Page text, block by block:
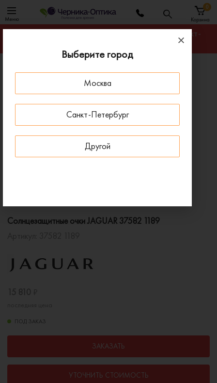
Выберите город
Москва
Санкт-Петербург
Другой
Меню Корзина
0
Гарантируем лучшую цену на любую оправу в Санкт-
Главная
Солнцезащитные очки
Солнцезащитные очки JAGUAR 37582 1189
Солнцезащитные очки JAGUAR 37582 1189
ПОД ЗАКАЗ
ЗАКАЗАТЬ
УТОЧНИТЬ СТОИМОСТЬ
ПОД ЗАКАЗ